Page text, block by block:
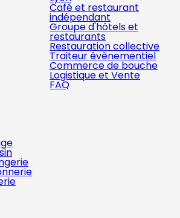
Café et restaurant
indépendant
Groupe d'hôtels et
restaurants
Restauration collective
Traiteur évènementiel
Commerce de bouche
Logistique et Vente
FAQ